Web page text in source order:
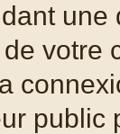
une
votre
public